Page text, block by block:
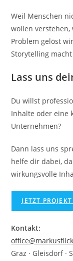
Weil Menschen
wollen
Problem gelöst
Storytelling
Lass uns
Du willst
Inhalte oder eine
Unternehmen?
Dann lass uns
helfe dir dabei,
wirkungsvolle
JETZT
Kontakt:
Graz · Gleisdorf ·